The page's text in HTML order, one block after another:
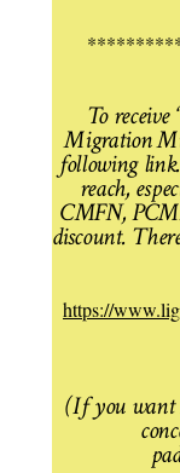
To
Migration
following
reach,
CMFN,
discount.
https://
(If you want